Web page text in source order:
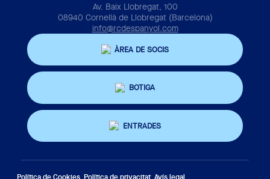
Av. Baix Llobregat, 100
08940 Cornellà de Llobregat (Barcelona)
info@rcdespanyol.com
ÀREA DE SOCIS
BOTIGA
ENTRADES